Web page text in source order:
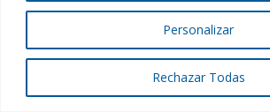
Personalizar
Rechazar Todas